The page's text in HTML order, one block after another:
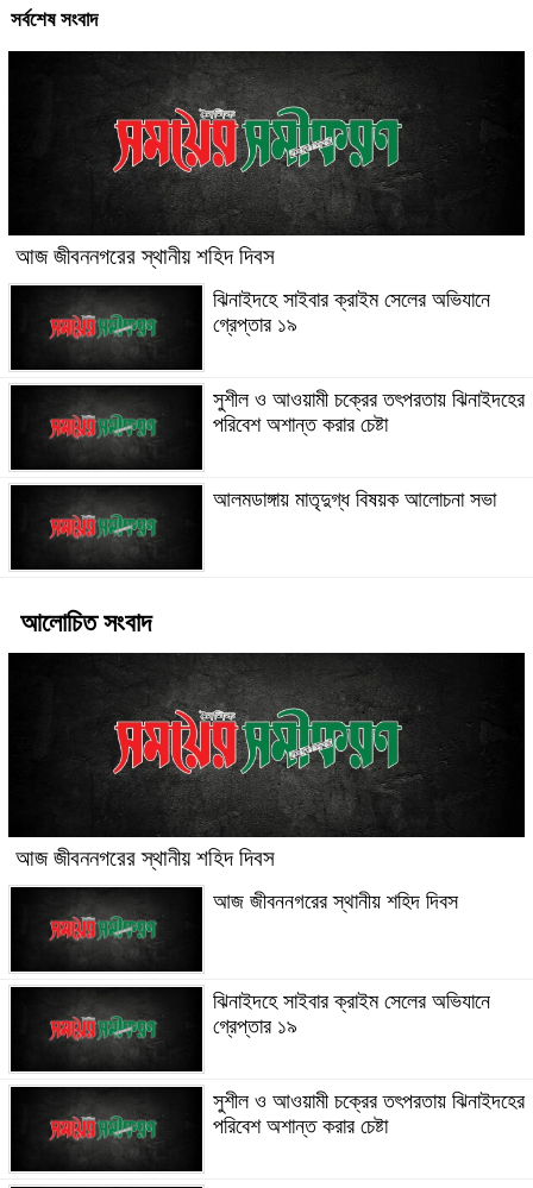
সর্বশেষ সংবাদ
আজ জীবননগরের স্থানীয় শহিদ দিবস
ঝিনাইদহে সাইবার ক্রাইম সেলের অভিযানে
গ্রেপ্তার ১৯
সুশীল ও আওয়ামী চক্রের তৎপরতায় ঝিনাইদহের
পরিবেশ অশান্ত করার চেষ্টা
আলমডাঙ্গায় মাতৃদুগ্ধ বিষয়ক আলোচনা সভা
আলোচিত সংবাদ
আজ জীবননগরের স্থানীয় শহিদ দিবস
আজ জীবননগরের স্থানীয় শহিদ দিবস
ঝিনাইদহে সাইবার ক্রাইম সেলের অভিযানে
গ্রেপ্তার ১৯
সুশীল ও আওয়ামী চক্রের তৎপরতায় ঝিনাইদহের
পরিবেশ অশান্ত করার চেষ্টা